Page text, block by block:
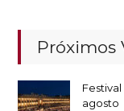
Próximos
agosto